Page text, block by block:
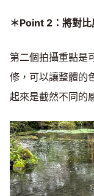
＊Point 2：將對比
第二個拍攝重點是
修，可以讓整體的
起來是截然不同的